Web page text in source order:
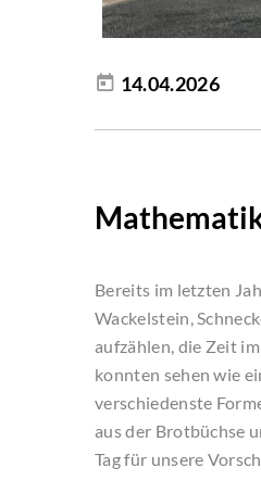
14.04.2026
Bereits im letzten
Wackelstein,
aufzählen, die Zeit
konnten sehen wie
verschiedenste
aus der Brotbüchse
Tag für unsere